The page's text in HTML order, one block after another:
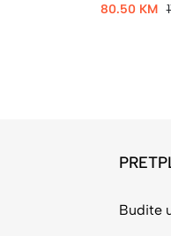
80.50 KM
Budite